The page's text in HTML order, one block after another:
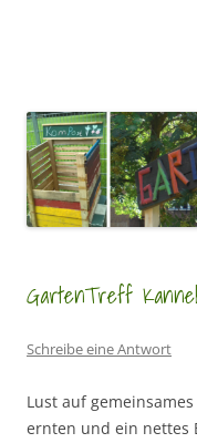
GartenTreff
Schreibe eine Antwort
Lust auf
ernten und ein nettes